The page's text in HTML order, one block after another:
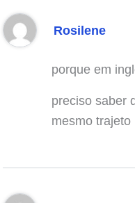
Rosilene
porque em
preciso saber
mesmo trajeto